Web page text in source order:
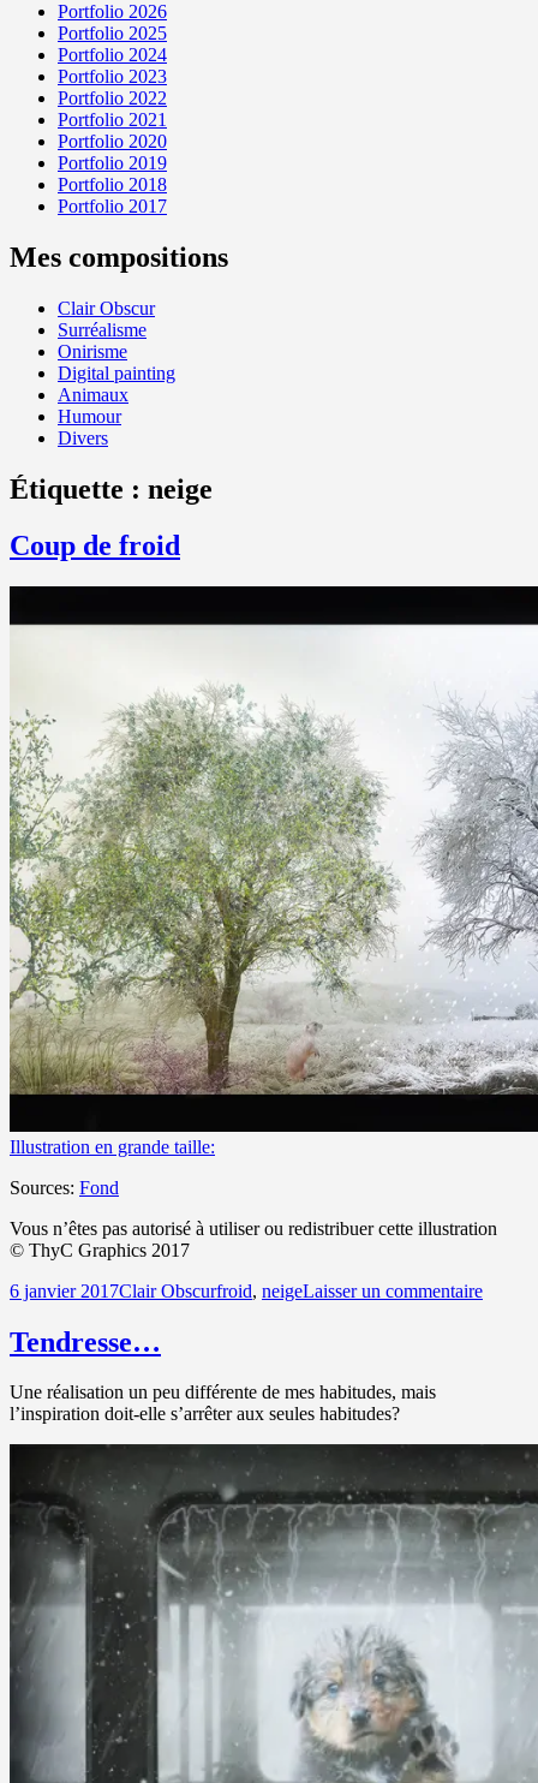
Portfolio 2026
Portfolio 2025
Portfolio 2024
Portfolio 2023
Portfolio 2022
Portfolio 2021
Portfolio 2020
Portfolio 2019
Portfolio 2018
Portfolio 2017
Mes compositions
Clair Obscur
Surréalisme
Onirisme
Digital painting
Animaux
Humour
Divers
Étiquette : neige
Coup de froid
Illustration en grande taille:
Sources: Fond
Vous n’êtes pas autorisé à utiliser ou redistribuer cette illustration
© ThyC Graphics 2017
Publié
6 janvier 2017Catégories
Clair ObscurMots-
froid, neigeLaisser un commentairesur
Tendresse…
Une réalisation un peu différente de mes habitudes, mais
l’inspiration doit-elle s’arrêter aux seules habitudes?